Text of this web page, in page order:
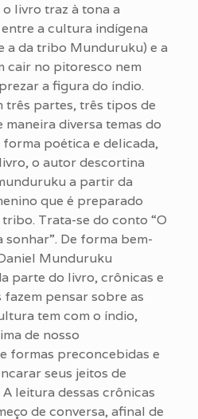
livro traz à tona a
a cultura indígena
a da tribo Munduruku) e a
cair no pitoresco nem
a figura do índio.
três partes, três tipos de
diversa temas do
poética e delicada,
o autor descortina
a partir da
que é preparado
Trata-se do conto “O
sonhar”. De forma bem-
Munduruku
parte do livro, crônicas e
pensar sobre as
tem com o índio,
de nosso
formas preconcebidas e
seus jeitos de
leitura dessas crônicas
de conversa, afinal de